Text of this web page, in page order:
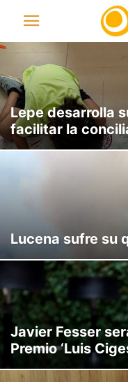
Lepe desarrolla
facilitar la
Lucena sufre su
Javier Fesser
Premio ‘Luis